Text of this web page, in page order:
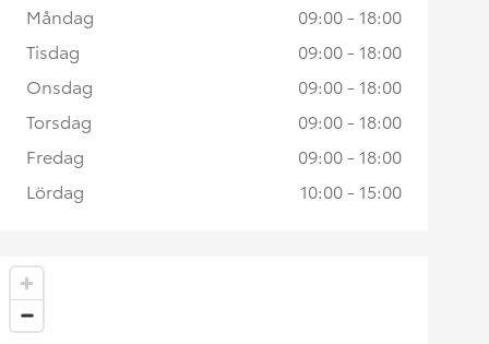
Måndag
09:00 - 18:00
Tisdag
09:00 - 18:00
Onsdag
09:00 - 18:00
Torsdag
09:00 - 18:00
Fredag
09:00 - 18:00
Lördag
10:00 - 15:00